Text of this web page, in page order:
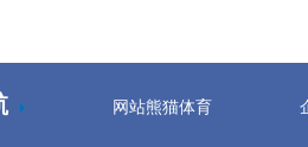
网站熊猫体育